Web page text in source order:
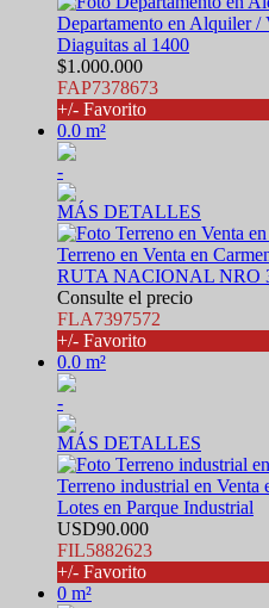
Departamento en Alquiler
Diaguitas al 1400
$1.000.000
FAP7378673
+/- Favorito
0.0 m²
-
MÁS DETALLES
Terreno en Venta en
RUTA NACIONAL NRO
Consulte el precio
FLA7397572
+/- Favorito
0.0 m²
-
MÁS DETALLES
Terreno industrial en
Lotes en Parque Industrial
USD90.000
FIL5882623
+/- Favorito
0 m²